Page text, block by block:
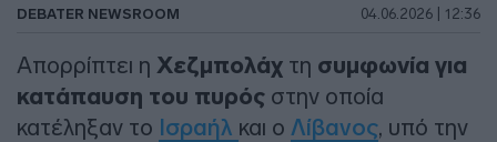
DEBATER NEWSROOM 04.06.2026 | 12:36
Απορρίπτει η Χεζμπολάχ τη συμφωνία για
κατάπαυση του πυρός στην οποία
κατέληξαν το Ισραήλ και ο Λίβανος, υπό την